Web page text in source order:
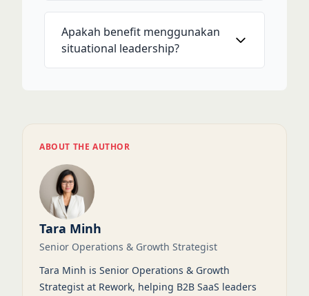
Apakah benefit menggunakan
situational leadership?
ABOUT THE AUTHOR
Tara Minh
Senior Operations & Growth Strategist
Tara Minh is Senior Operations & Growth
Strategist at Rework, helping B2B SaaS leaders